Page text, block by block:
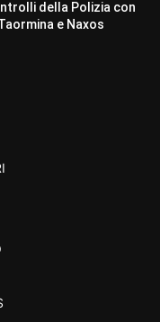
della Polizia con
e Naxos